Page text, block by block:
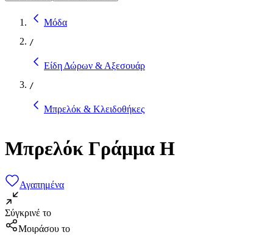
Μόδα
/
Είδη Δώρων & Αξεσουάρ
/
Μπρελόκ & Κλειδοθήκες
Μπρελόκ Γράμμα H
Αγαπημένα
Σύγκρινέ το
Μοιράσου το